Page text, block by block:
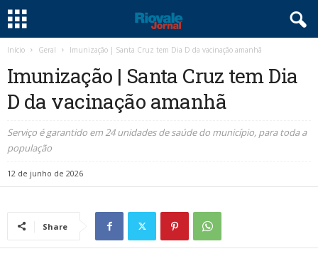
Início Geral Imunização | Santa Cruz tem Dia D da vacinação amanhã
Imunização | Santa Cruz tem Dia
D da vacinação amanhã
Serviço é garantido em 24 unidades de saúde do município, para toda a
população
12 de junho de 2026
Share